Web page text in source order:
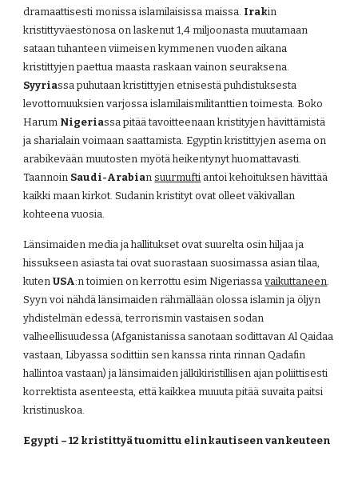
dramaattisesti monissa islamilaisissa maissa. Irakin
kristittyväestönosa on laskenut 1,4 miljoonasta muutamaan
sataan tuhanteen viimeisen kymmenen vuoden aikana
Syyriassa puhutaan kristittyjen etnisestä puhdistuksesta
levottomuuksien varjossa islamilaismilitanttien toimesta. Boko
Harum Nigeriassa pitää tavoitteenaan kristityjen hävittämistä
ja sharialain voimaan saattamista. Egyptin kristittyjen asema on
arabikevään muutosten myötä heikentynyt huomattavasti.
Taannoin Saudi-Arabian suurmufti antoi kehoituksen hävittää
kaikki maan kirkot. Sudanin kristityt ovat olleet väkivallan
kohteena vuosia.
Länsimaiden media ja hallitukset ovat suurelta osin hiljaa ja
hissukseen asiasta tai ovat suorastaan suosimassa asian tilaa,
kuten USA:n toimien on kerrottu esim Nigeriassa vaikuttaneen.
Syyn voi nähdä länsimaiden rähmällään olossa islamin ja öljyn
yhdistelmän edessä, terrorismin vastaisen sodan
valheellisuudessa (Afganistanissa sanotaan sodittavan Al Qaidaa
vastaan, Libyassa sodittiin sen kanssa rinta rinnan Qadafin
hallintoa vastaan) ja länsimaiden jälkikiristillisen ajan poliittisesti
korrektista asenteesta, että kaikkea muuuta pitää suvaita paitsi
kristinuskoa.
Egypti – 12 kristittyä tuomittu elinkautiseen vankeuteen